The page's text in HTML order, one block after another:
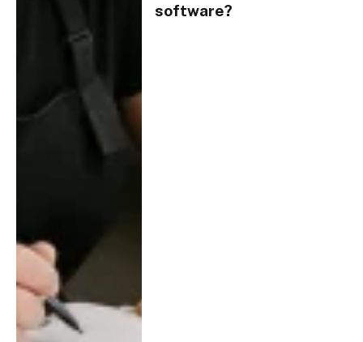
software?